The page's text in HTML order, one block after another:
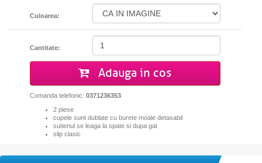
Culoarea:
Cantitate:
Adauga in cos
Comanda telefonic: 0371236353
2 piese
cupele sunt dublate cu burete moale detasabil
sutienul se leaga la spate si dupa gat
slip clasic